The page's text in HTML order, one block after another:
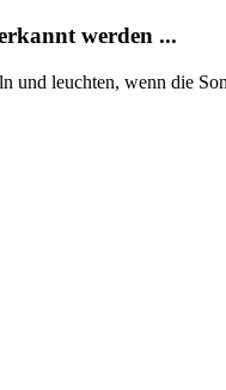
werden ...
und leuchten, wenn die